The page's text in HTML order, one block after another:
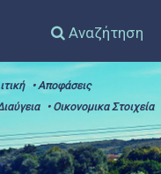
Αναζήτηση
• Αποφάσεις
• Οικονομικα Στοιχεία